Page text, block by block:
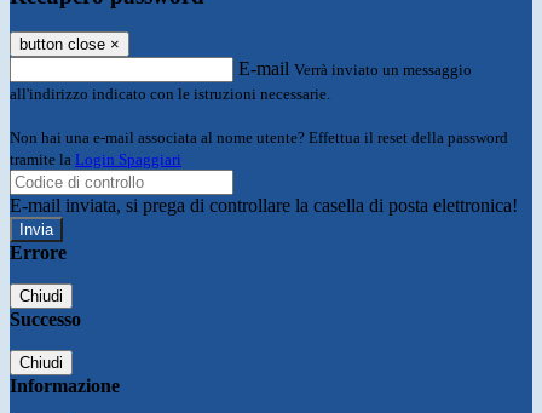
button close ×
E-mail Verrà inviato un messaggio
all'indirizzo indicato con le istruzioni necessarie.
Non hai una e-mail associata al nome utente? Effettua il reset della password
tramite la Login Spaggiari
E-mail inviata, si prega di controllare la casella di posta elettronica!
Errore
Chiudi
Successo
Chiudi
Informazione